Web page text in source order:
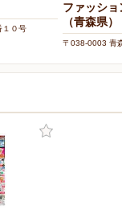
１０号
ファッシ
（青森県）
〒038-0003 青